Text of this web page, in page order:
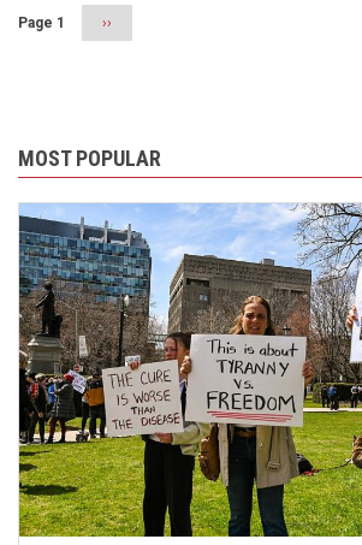
Page 1
Next
››
MOST POPULAR